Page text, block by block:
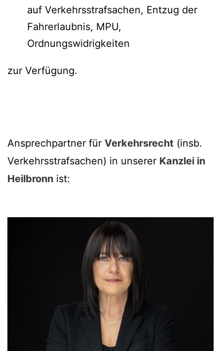
auf Verkehrsstrafsachen, Entzug der
Fahrerlaubnis, MPU,
Ordnungswidrigkeiten
zur Verfügung.
Ansprechpartner für Verkehrsrecht (insb.
Verkehrsstrafsachen) in unserer Kanzlei in
Heilbronn ist: